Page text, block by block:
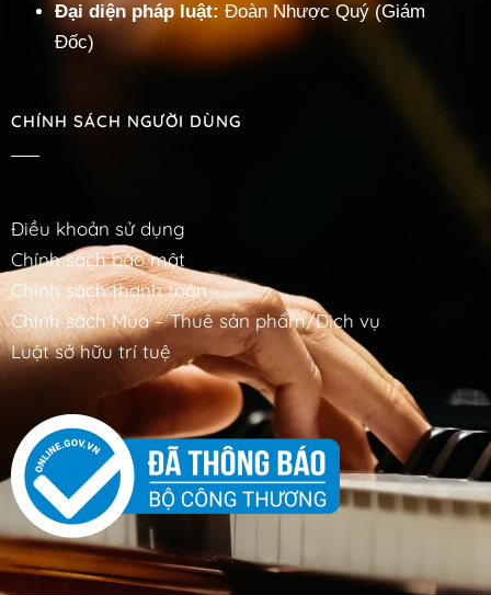
Đại diện pháp luật: Đoàn Nhược Quý (Giám
Đốc)
CHÍNH SÁCH NGƯỜI DÙNG
Điều khoản sử dụng
Chính sách bảo mật
Chính sách thanh toán
Chính sách Mua – Thuê sản phẩm/Dịch vụ
Luật sở hữu trí tuệ